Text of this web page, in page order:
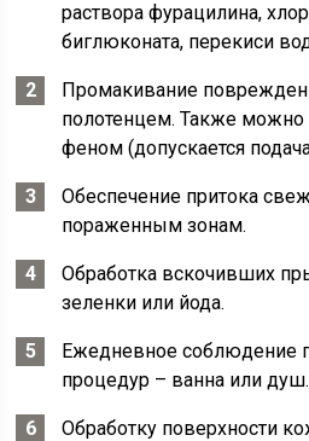
раствора фурацилина,
биглюконата, перекиси
Промакивание
полотенцем. Также можно
феном (допускается
Обеспечение притока
пораженным зонам.
Обработка вскочивших
зеленки или йода.
Ежедневное соблюдение
процедур – ванна или душ.
Обработку поверхности